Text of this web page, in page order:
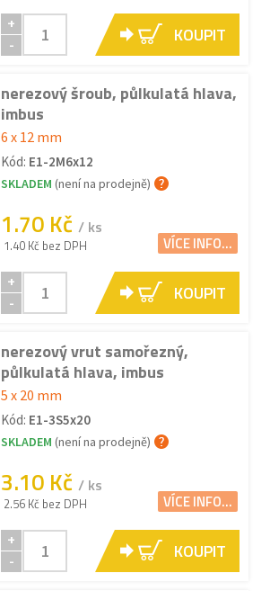
+
-
KOUPIT
nerezový šroub, půlkulatá hlava,
imbus
6 x 12 mm
Kód: E1-2M6x12
SKLADEM (není na prodejně)
1.70 Kč / ks
1.40 Kč bez DPH VÍCE INFO...
+
-
KOUPIT
nerezový vrut samořezný,
půlkulatá hlava, imbus
5 x 20 mm
Kód: E1-3S5x20
SKLADEM (není na prodejně)
3.10 Kč / ks
2.56 Kč bez DPH VÍCE INFO...
+
-
KOUPIT